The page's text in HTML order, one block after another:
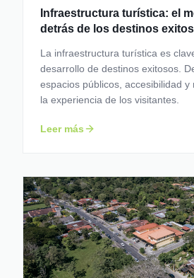
Infraestructura turística: el
detrás de los destinos
La infraestructura turística es
desarrollo de destinos exitosos.
espacios públicos, accesibilidad y
la experiencia de los visitantes.
Leer más